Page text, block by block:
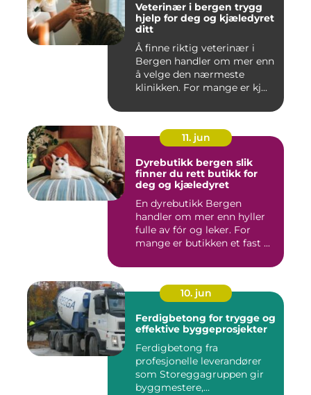
Veterinær i bergen trygg
hjelp for deg og kjæledyret
ditt
Å finne riktig veterinær i
Bergen handler om mer enn
å velge den nærmeste
klinikken. For mange er kj...
11. jun
Dyrebutikk bergen slik
finner du rett butikk for
deg og kjæledyret
En dyrebutikk Bergen
handler om mer enn hyller
fulle av fór og leker. For
mange er butikken et fast ...
10. jun
Ferdigbetong for trygge og
effektive byggeprosjekter
Ferdigbetong fra
profesjonelle leverandører
som Storeggagruppen gir
byggmestere,